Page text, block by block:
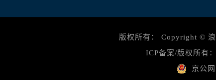
山西省吕梁市离石区永宁中路与建设街交叉口浪琴售后服务中
山西省朔州市朔城区怡西路与鄯阳西街交汇处浪琴售后服务
山西省忻州市忻府区和平东街与七一南路交叉口浪琴售后服
版权所有： Copyright ©
ICP备案/版权所有：
京公